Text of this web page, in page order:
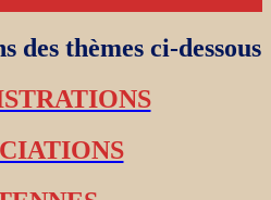
des thèmes ci-dessous